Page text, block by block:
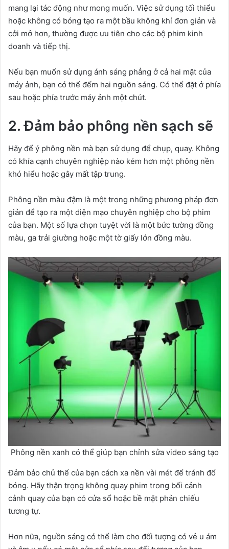
mang lại tác động như mong muốn. Việc sử dụng tối thiểu
hoặc không có bóng tạo ra một bầu không khí đơn giản và
cởi mở hơn, thường được ưu tiên cho các bộ phim kinh
doanh và tiếp thị.
Nếu bạn muốn sử dụng ánh sáng phẳng ở cả hai mặt của
máy ảnh, bạn có thể đếm hai nguồn sáng. Có thể đặt ở phía
sau hoặc phía trước máy ảnh một chút.
2. Đảm bảo phông nền sạch sẽ
Hãy để ý phông nền mà bạn sử dụng để chụp, quay. Không
có khía cạnh chuyên nghiệp nào kém hơn một phông nền
khó hiểu hoặc gây mất tập trung.
Phông nền màu đậm là một trong những phương pháp đơn
giản để tạo ra một diện mạo chuyên nghiệp cho bộ phim
của bạn. Một số lựa chọn tuyệt vời là một bức tường đồng
màu, ga trải giường hoặc một tờ giấy lớn đồng màu.
Phông nền xanh có thể giúp bạn chỉnh sửa video sáng tạo
Đảm bảo chủ thể của bạn cách xa nền vài mét để tránh đổ
bóng. Hãy thận trọng không quay phim trong bối cảnh
cảnh quay của bạn có cửa sổ hoặc bề mặt phản chiếu
tương tự.
Hơn nữa, nguồn sáng có thể làm cho đối tượng có vẻ u ám